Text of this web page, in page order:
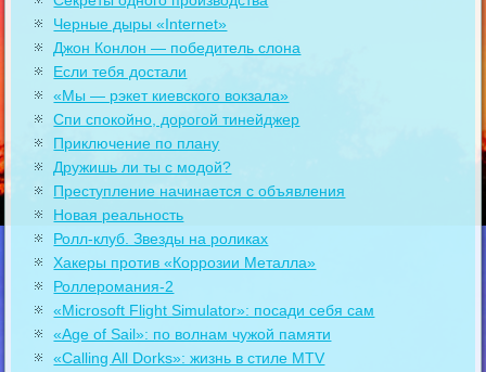
Черные дыры «Internet»
Джон Конлон — победитель слона
Если тебя достали
«Мы — рэкет киевского вокзала»
Спи спокойно, дорогой тинейджер
Приключение по плану
Дружишь ли ты с модой?
Преступление начинается с объявления
Новая реальность
Ролл-клуб. Звезды на роликах
Хакеры против «Коррозии Металла»
Роллеромания-2
«Microsoft Flight Simulator»: посади себя сам
«Age of Sail»: по волнам чужой памяти
«Calling All Dorks»: жизнь в стиле MTV